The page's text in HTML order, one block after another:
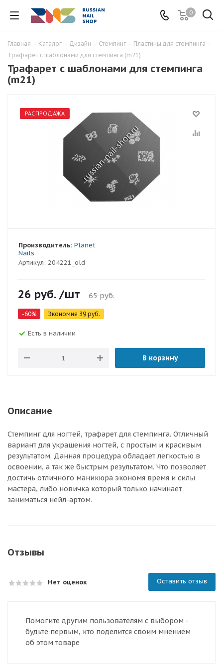
0
Главная - Каталог - Дизайн - Стемпинг - Пластины для стемпинга -
Трафарет с шаблонами для стемпинга (m21)
Трафарет с шаблонами для стемпинга
(m21)
РАСПРОДАЖА
Артикул: 204221_old
Производитель: Planet
Nails
26 руб. /шт 65руб.
-60% Экономия 39 руб.
Есть в наличии
В корзину
Описание
Стемпинг для ногтей, трафарет для стемпинга. Отличный
вариант для украшения ногтей, с простым и красивым
результатом. Данная процедура обладает легкостью в
освоении, а так же быстрым результатом. Что позволяет
достичь отличного маникюра экономя время и силы
мастера, либо новичка который только начинает
заниматься нейл-артом.
Отзывы
Нет оценок Оставить отзыв
Помогите другим пользователям с выбором -
будьте первым, кто поделится своим мнением
об этом товаре